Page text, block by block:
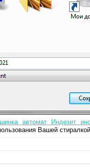
автомат Индезит
Вашей